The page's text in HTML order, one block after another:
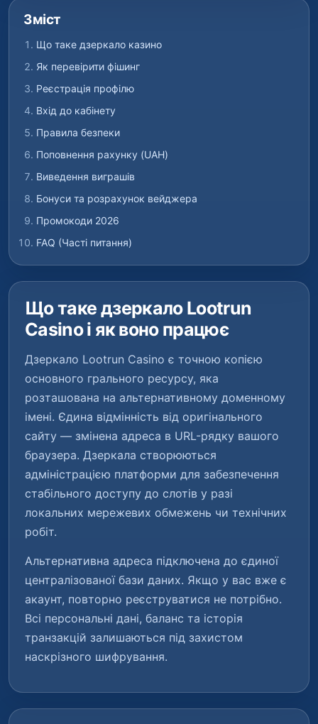
Зміст
Що таке дзеркало казино
Як перевірити фішинг
Реєстрація профілю
Вхід до кабінету
Правила безпеки
Поповнення рахунку (UAH)
Виведення виграшів
Бонуси та розрахунок вейджера
Промокоди 2026
FAQ (Часті питання)
Що таке дзеркало Lootrun
Casino і як воно працює
Дзеркало Lootrun Casino є точною копією
основного грального ресурсу, яка
розташована на альтернативному доменному
імені. Єдина відмінність від оригінального
сайту — змінена адреса в URL-рядку вашого
браузера. Дзеркала створюються
адміністрацією платформи для забезпечення
стабільного доступу до слотів у разі
локальних мережевих обмежень чи технічних
робіт.
Альтернативна адреса підключена до єдиної
централізованої бази даних. Якщо у вас вже є
акаунт, повторно реєструватися не потрібно.
Всі персональні дані, баланс та історія
транзакцій залишаються під захистом
наскрізного шифрування.